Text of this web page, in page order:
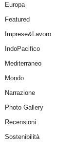
Europa
Featured
Imprese&Lavoro
IndoPacifico
Mediterraneo
Mondo
Narrazione
Photo Gallery
Recensioni
Sostenibilità